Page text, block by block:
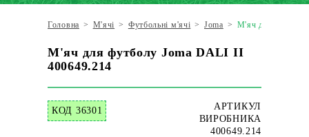
Головна > М'ячі > Футбольні м'ячі > Joma > М'яч для
М'яч для футболу Joma DALI II
400649.214
КОД 36301
АРТИКУЛ
ВИРОБНИКА
400649.214